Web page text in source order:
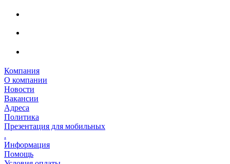
Компания
О компании
Новости
Вакансии
Адреса
Политика
Презентация для мобильных
.
Информация
Помощь